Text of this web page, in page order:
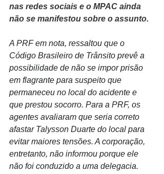
nas redes sociais e o MPAC ainda
não se manifestou sobre o assunto.
A PRF em nota, ressaltou que o
Código Brasileiro de Trânsito prevê a
possibilidade de não se impor prisão
em flagrante para suspeito que
permaneceu no local do acidente e
que prestou socorro. Para a PRF, os
agentes avaliaram que seria correto
afastar Talysson Duarte do local para
evitar maiores tensões. A corporação,
entretanto, não informou porque ele
não foi conduzido a uma delegacia.